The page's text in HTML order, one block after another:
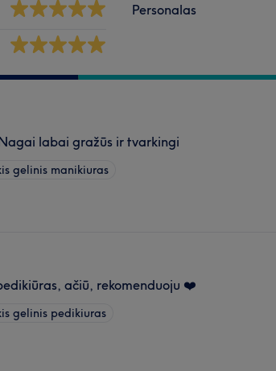
Personalas
labai gražūs ir tvarkingi
gelinis manikiuras
ačiū, rekomenduoju ❤️
gelinis pedikiuras